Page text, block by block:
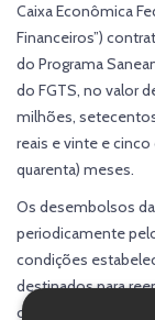
Caixa Econômica
Financeiros”)
do Programa
do FGTS, no valor
milhões,
reais e vinte e
quarenta) meses.
Os desembolsos
periodicamente
condições
destinados para
obras civis,